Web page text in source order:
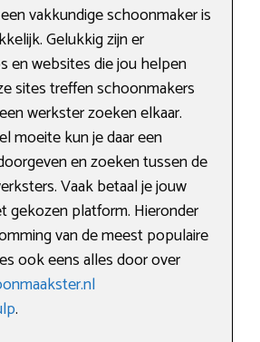
vakkundige schoonmaker is
Gelukkig zijn er
en websites die jou helpen
sites treffen schoonmakers
werkster zoeken elkaar.
moeite kun je daar een
en zoeken tussen de
Vaak betaal je jouw
gekozen platform. Hieronder
van de meest populaire
ook eens alles door over
.